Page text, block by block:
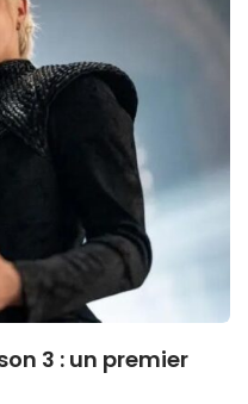
3 : un premier